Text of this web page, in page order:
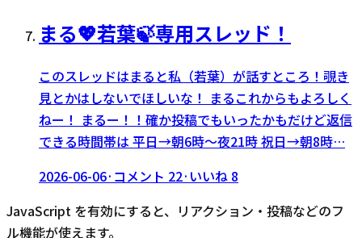
まる💖若葉🍃専用スレッド！
このスレッドはまると私（若葉）が話すところ！覗き
見とかはしないでほしいな！ まるこれからもよろしく
ねー！ まるー！！確か投稿でもいったかもだけど返信
できる時間帯は 平日→朝6時～夜21時 祝日→朝8時…
2026-06-06· コメント 22· いいね 8
JavaScript を有効にすると、リアクション・投稿などのフ
ル機能が使えます。